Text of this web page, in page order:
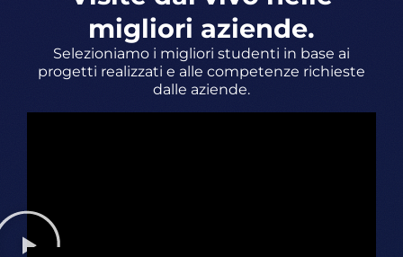
migliori aziende.
Selezioniamo i migliori studenti in base ai
progetti realizzati e alle competenze richieste
dalle aziende.